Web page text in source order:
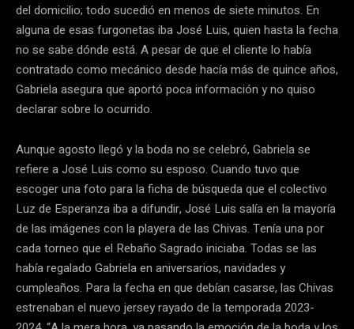
del domicilio; todo sucedió en menos de siete minutos. En
alguna de esas furgonetas iba José Luis, quien hasta la fecha
no se sabe dónde está. A pesar de que el cliente lo había
contratado como mecánico desde hacía más de quince años,
Gabriela asegura que aportó poca información y no quiso
declarar sobre lo ocurrido.
Aunque agosto llegó y la boda no se celebró, Gabriela se
refiere a José Luis como su esposo. Cuando tuvo que
escoger una foto para la ficha de búsqueda que el colectivo
Luz de Esperanza iba a difundir, José Luis salía en la mayoría
de las imágenes con la playera de las Chivas. Tenía una por
cada torneo que el Rebaño Sagrado iniciaba. Todas se las
había regalado Gabriela en aniversarios, navidades y
cumpleaños. Para la fecha en que debían casarse, las Chivas
estrenaban el nuevo jersey rayado de la temporada 2023-